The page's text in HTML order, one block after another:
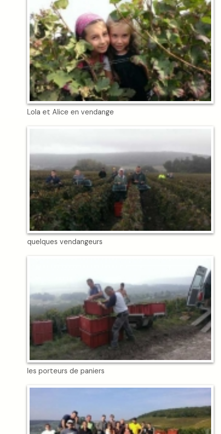
Lola et Alice en vendange
quelques vendangeurs
les porteurs de paniers